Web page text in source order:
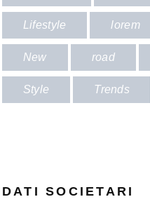
Lifestyle lorem
New road
Style Trends
DATI SOCIETARI